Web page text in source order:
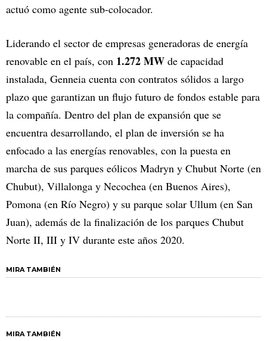
actuó como agente sub-colocador.
Liderando el sector de empresas generadoras de energía
renovable en el país, con 1.272 MW de capacidad
instalada, Genneia cuenta con contratos sólidos a largo
plazo que garantizan un flujo futuro de fondos estable para
la compañía. Dentro del plan de expansión que se
encuentra desarrollando, el plan de inversión se ha
enfocado a las energías renovables, con la puesta en
marcha de sus parques eólicos Madryn y Chubut Norte (en
Chubut), Villalonga y Necochea (en Buenos Aires),
Pomona (en Río Negro) y su parque solar Ullum (en San
Juan), además de la finalización de los parques Chubut
Norte II, III y IV durante este años 2020.
MIRA TAMBIÉN
MIRA TAMBIÉN